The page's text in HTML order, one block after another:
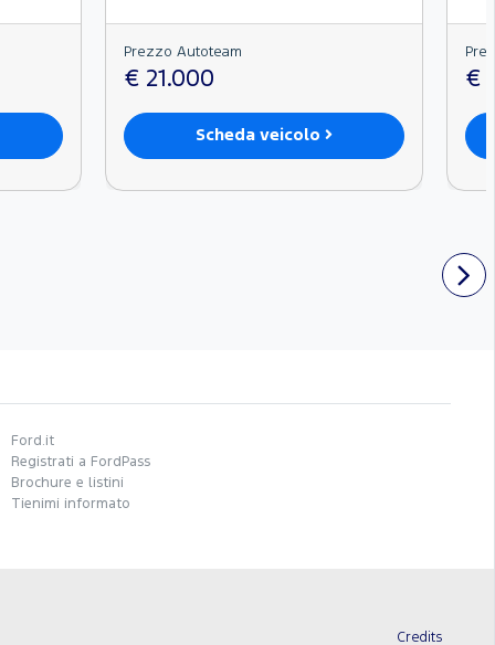
Prezzo Autoteam
€ 21.000
Scheda veicolo
€
Ford.it
Registrati a FordPass
Brochure e listini
Tienimi informato
Credits